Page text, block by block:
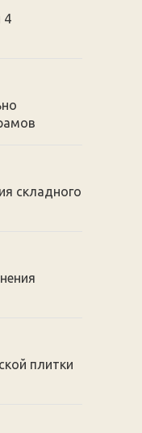
4
складного
плитки